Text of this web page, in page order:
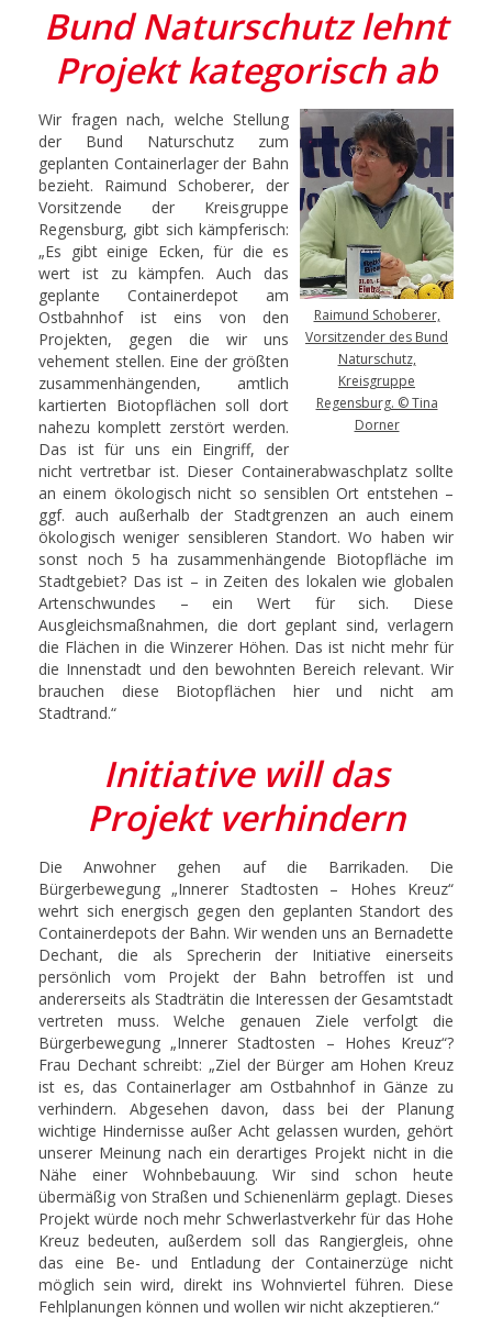
Bund Naturschutz lehnt
Projekt kategorisch ab
Raimund Schoberer,
Vorsitzender des Bund
Naturschutz,
Kreisgruppe
Regensburg. © Tina
Dorner
Wir fragen nach, welche Stellung
der Bund Naturschutz zum
geplanten Containerlager der Bahn
bezieht. Raimund Schoberer, der
Vorsitzende der Kreisgruppe
Regensburg, gibt sich kämpferisch:
„Es gibt einige Ecken, für die es
wert ist zu kämpfen. Auch das
geplante Containerdepot am
Ostbahnhof ist eins von den
Projekten, gegen die wir uns
vehement stellen. Eine der größten
zusammenhängenden, amtlich
kartierten Biotopflächen soll dort
nahezu komplett zerstört werden.
Das ist für uns ein Eingriff, der
nicht vertretbar ist. Dieser Containerabwaschplatz sollte
an einem ökologisch nicht so sensiblen Ort entstehen –
ggf. auch außerhalb der Stadtgrenzen an auch einem
ökologisch weniger sensibleren Standort. Wo haben wir
sonst noch 5 ha zusammenhängende Biotopfläche im
Stadtgebiet? Das ist – in Zeiten des lokalen wie globalen
Artenschwundes – ein Wert für sich. Diese
Ausgleichsmaßnahmen, die dort geplant sind, verlagern
die Flächen in die Winzerer Höhen. Das ist nicht mehr für
die Innenstadt und den bewohnten Bereich relevant. Wir
brauchen diese Biotopflächen hier und nicht am
Stadtrand.“
Initiative will das
Projekt verhindern
Die Anwohner gehen auf die Barrikaden. Die
Bürgerbewegung „Innerer Stadtosten – Hohes Kreuz“
wehrt sich energisch gegen den geplanten Standort des
Containerdepots der Bahn. Wir wenden uns an Bernadette
Dechant, die als Sprecherin der Initiative einerseits
persönlich vom Projekt der Bahn betroffen ist und
andererseits als Stadträtin die Interessen der Gesamtstadt
vertreten muss. Welche genauen Ziele verfolgt die
Bürgerbewegung „Innerer Stadtosten – Hohes Kreuz“?
Frau Dechant schreibt: „Ziel der Bürger am Hohen Kreuz
ist es, das Containerlager am Ostbahnhof in Gänze zu
verhindern. Abgesehen davon, dass bei der Planung
wichtige Hindernisse außer Acht gelassen wurden, gehört
unserer Meinung nach ein derartiges Projekt nicht in die
Nähe einer Wohnbebauung. Wir sind schon heute
übermäßig von Straßen und Schienenlärm geplagt. Dieses
Projekt würde noch mehr Schwerlastverkehr für das Hohe
Kreuz bedeuten, außerdem soll das Rangiergleis, ohne
das eine Be- und Entladung der Containerzüge nicht
möglich sein wird, direkt ins Wohnviertel führen. Diese
Fehlplanungen können und wollen wir nicht akzeptieren.“